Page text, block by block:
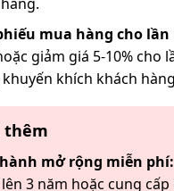
mua hàng cho
giảm giá 5-10% cho
khích khách
thêm
mở rộng miễn phí:
3 năm hoặc cung